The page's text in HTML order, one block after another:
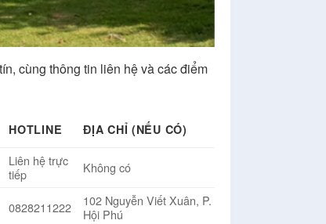
cùng thông tin liên hệ và các điểm
HOTLINE ĐỊA CHỈ (NẾU CÓ)
Liên hệ trực
tiếp
Không có
0828211222
102 Nguyễn Viết Xuân, P.
Hội Phú